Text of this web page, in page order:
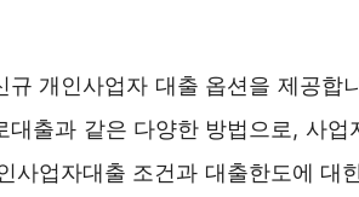
규 개인사업자 대출 옵션을 제공합
대출과 같은 다양한 방법으로, 사업
사업자대출 조건과 대출한도에 대